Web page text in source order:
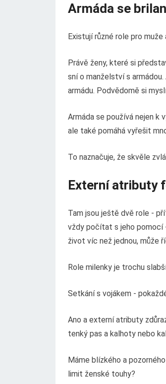
Armáda se
Existují různé role pro
Právě ženy, které si
sní o manželství s
armádu. Podvědomě si
Armáda se používá nejen k
ale také pomáhá vyřešit
To naznačuje, že skvěle
Externí atributy
Tam jsou ještě dvě role -
vždy počítat s jeho pomocí
život víc než jednou, může
Role milenky je trochu
Setkání s vojákem -
Ano a externí atributy
tenký pas a kalhoty nebo
Máme blízkého a
limit ženské touhy?